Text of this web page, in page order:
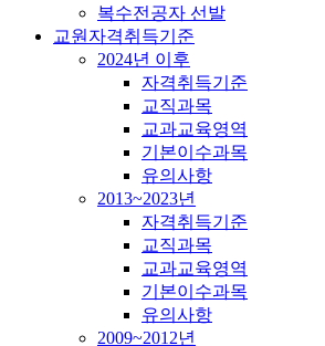
복수전공자 선발
교원자격취득기준
2024년 이후
자격취득기준
교직과목
교과교육영역
기본이수과목
유의사항
2013~2023년
자격취득기준
교직과목
교과교육영역
기본이수과목
유의사항
2009~2012년